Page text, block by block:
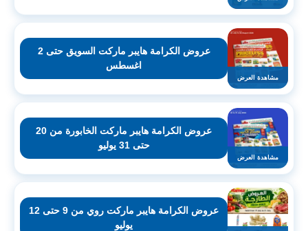
مشاهدة العرض
عروض الكرامة هايبر ماركت السويق حتى 2
اغسطس
مشاهدة العرض
عروض الكرامة هايبر ماركت الخابورة من 20
حتى 31 يوليو
عروض الكرامة هايبر ماركت روي من 9 حتى 12
يوليو